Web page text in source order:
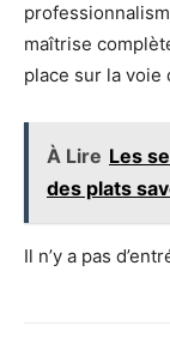
maîtrise
place sur la voie
À Lire Les
des plats
Il n’y a pas